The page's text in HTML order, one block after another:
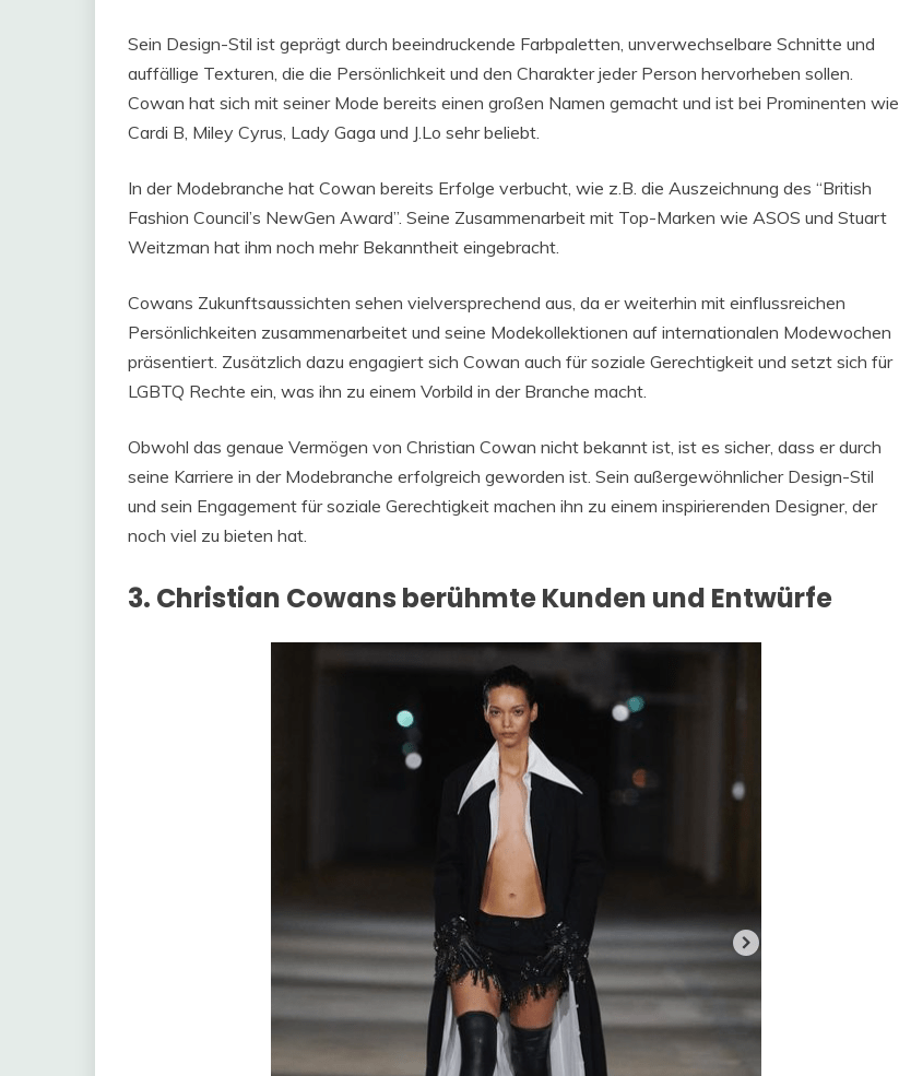
Sein Design-Stil ist geprägt durch beeindruckende Farbpaletten, unverwechselbare Schnitte und
auffällige Texturen, die die Persönlichkeit und den Charakter jeder Person hervorheben sollen.
Cowan hat sich mit seiner Mode bereits einen großen Namen gemacht und ist bei Prominenten wie
Cardi B, Miley Cyrus, Lady Gaga und J.Lo sehr beliebt.
In der Modebranche hat Cowan bereits Erfolge verbucht, wie z.B. die Auszeichnung des “British
Fashion Council’s NewGen Award”. Seine Zusammenarbeit mit Top-Marken wie ASOS und Stuart
Weitzman hat ihm noch mehr Bekanntheit eingebracht.
Cowans Zukunftsaussichten sehen vielversprechend aus, da er weiterhin mit einflussreichen
Persönlichkeiten zusammenarbeitet und seine Modekollektionen auf internationalen Modewochen
präsentiert. Zusätzlich dazu engagiert sich Cowan auch für soziale Gerechtigkeit und setzt sich für
LGBTQ Rechte ein, was ihn zu einem Vorbild in der Branche macht.
Obwohl das genaue Vermögen von Christian Cowan nicht bekannt ist, ist es sicher, dass er durch
seine Karriere in der Modebranche erfolgreich geworden ist. Sein außergewöhnlicher Design-Stil
und sein Engagement für soziale Gerechtigkeit machen ihn zu einem inspirierenden Designer, der
noch viel zu bieten hat.
3. Christian Cowans berühmte Kunden und Entwürfe